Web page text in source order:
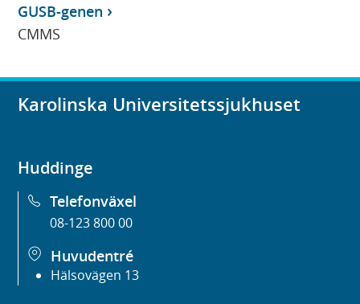
GUSB-genen
CMMS
Karolinska Universitetssjukhuset
Huddinge
Telefonväxel
08-123 800 00
Huvudentré
Hälsovägen 13